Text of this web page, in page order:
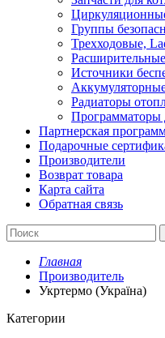
Группы
Трехходовые,
Источники
Радиаторы
Программаторы
Партнерская
Подарочные
Производители
Возврат товара
Карта сайта
Обратная связь
Главная
Производитель
Укртермо (Україна)
Категории